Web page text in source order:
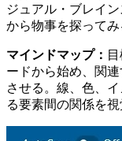
ジュアル・ブレイ
から物事を探ってみ
マインドマップ：
ードから始め、関
させる。線、色、
る要素間の関係を視